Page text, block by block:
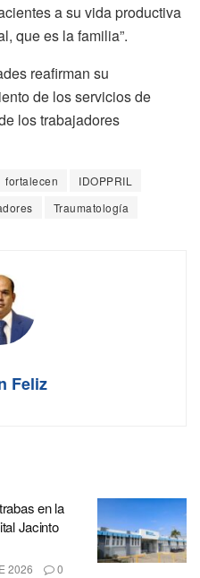
a su vida productiva
que es la familia”.
reafirman su
de los servicios de
los trabajadores
fortalecen
IDOPPRIL
Traumatología
Feliz
en la
Jacinto
2026 0